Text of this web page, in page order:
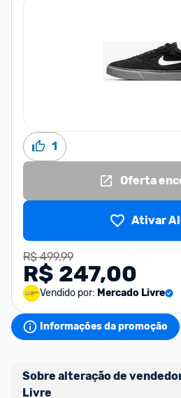
1
Oferta
Ativar
R$ 499,99
R$ 247,00
Vendido por: Mercado Livre
Informações da promoção
Sobre alteração de
Livre